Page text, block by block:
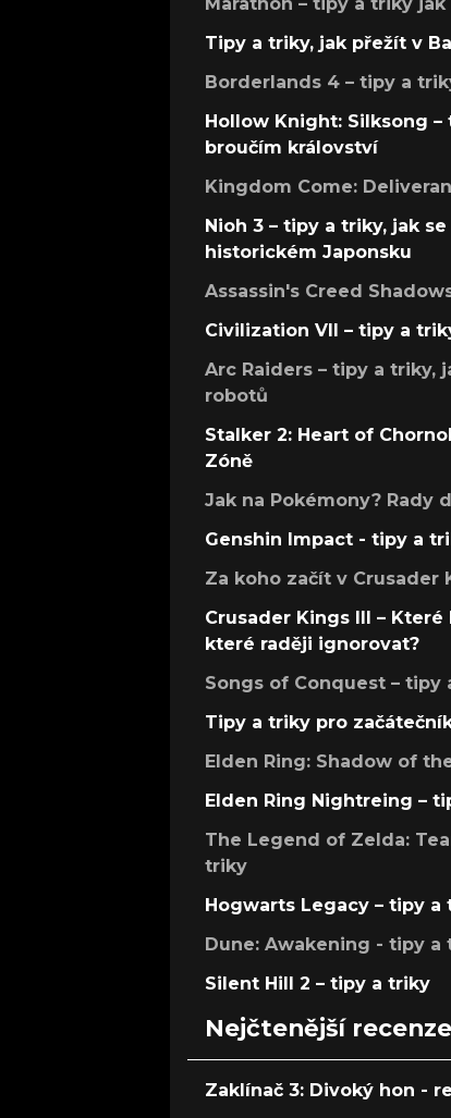
Tipy a triky, jak přežít v
Borderlands 4 – tipy a
Hollow Knight: Silksong
broučím království
Kingdom Come:
Nioh 3 – tipy a triky, jak
historickém Japonsku
Assassin's Creed
Civilization VII – tipy a
Arc Raiders – tipy a triky,
robotů
Stalker 2: Heart of
Zóně
Jak na Pokémony? Rady
Genshin Impact - tipy a
Za koho začít v Crusader
Crusader Kings III –
které raději ignorovat?
Songs of Conquest – tipy
Tipy a triky pro
Elden Ring: Shadow of
Elden Ring Nightreing –
The Legend of Zelda:
triky
Hogwarts Legacy – tipy a
Dune: Awakening - tipy a
Silent Hill 2 – tipy a triky
Nejčtenější recenze
Zaklínač 3: Divoký hon -